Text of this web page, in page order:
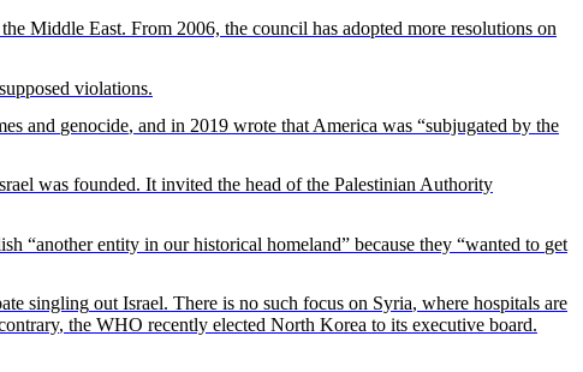
Middle East. From 2006, the council has adopted more resolutions on
supposed violations.
and genocide, and in 2019 wrote that America was “subjugated by the
was founded. It invited the head of the Palestinian Authority
“another entity in our historical homeland” because they “wanted to get
singling out Israel. There is no such focus on Syria, where hospitals are
, the WHO recently elected North Korea to its executive board.